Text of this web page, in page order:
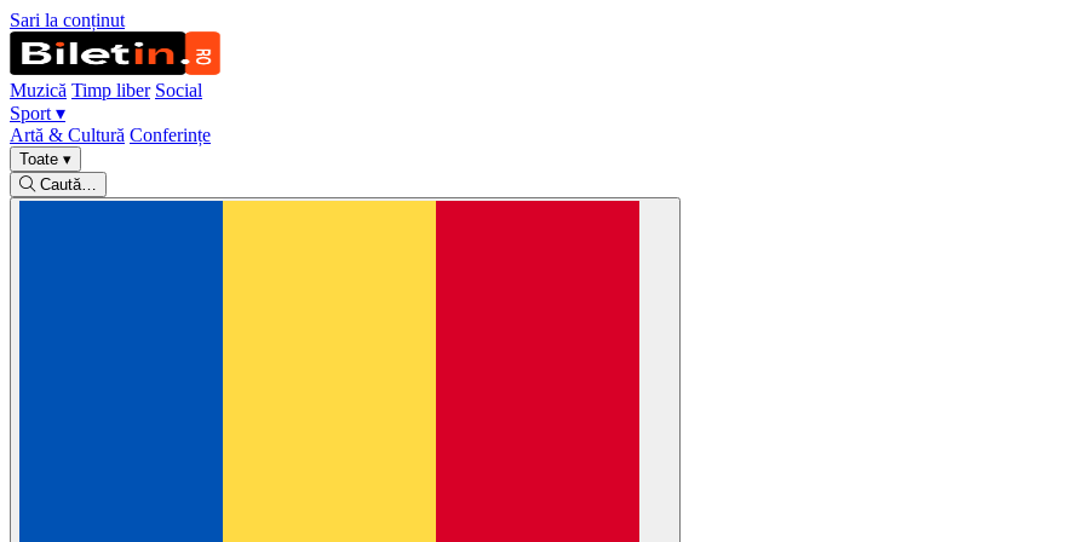
Sari la conținut
Muzică Timp liber Social
Sport ▾
Artă & Cultură Conferințe
Toate ▾
Caută…